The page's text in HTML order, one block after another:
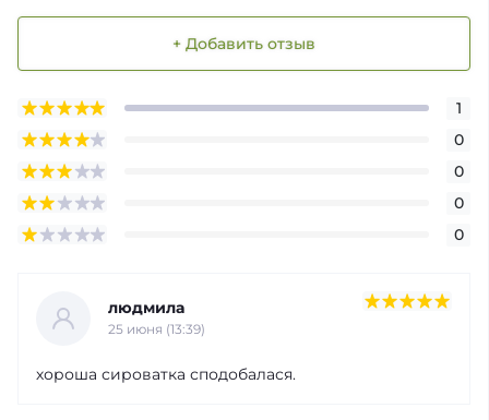
+ Добавить отзыв
1
0
0
0
0
людмила
25 июня (13:39)
хороша сироватка сподобалася.